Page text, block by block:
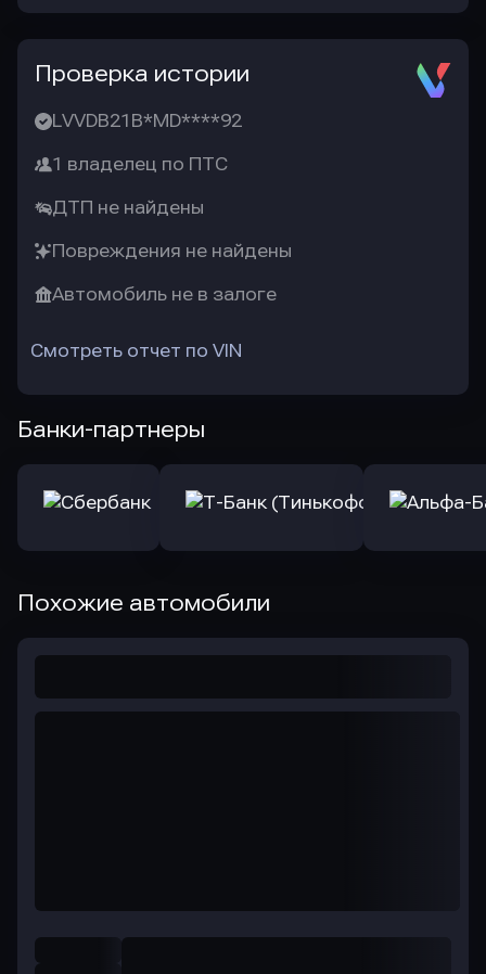
Проверка истории
LVVDB21B*MD****92
1 владелец по ПТС
ДТП не найдены
Повреждения не найдены
Автомобиль не в залоге
Смотреть отчет по VIN
Банки-партнеры
Похожие автомобили